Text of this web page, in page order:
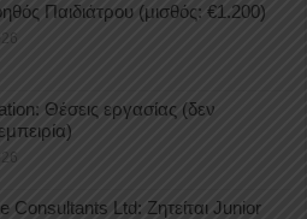
Παιδιάτρου (μισθός: €1.200)
Θέσεις εργασίας (δεν
Consultants Ltd: Ζητείται Junior